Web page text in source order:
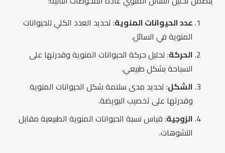
عدد الحيوانات المنوية: تحديد العدد الكلي للحيوانات
المنوية في السائل.
الحركة: تحليل حركة الحيوانات المنوية وقدرتها على
السباحة بشكل طبيعي.
الشكل: تحديد مدى سلامة شكل الحيوانات المنوية
وقدرتها على تخصيب البويضة.
الزوجية: قياس نسبة الحيوانات المنوية الطبيعية مقابل
التشوهات.